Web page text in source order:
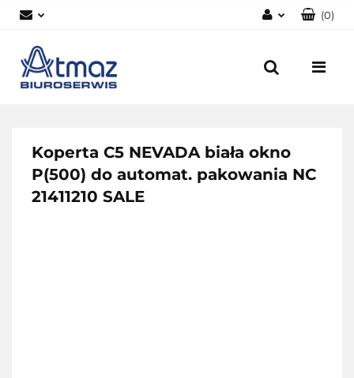
Zarejestruj się
(0)
Koperta C5 NEVADA biała okno
P(500) do automat. pakowania NC
21411210 SALE